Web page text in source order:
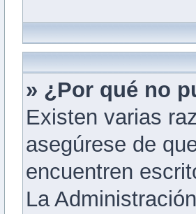
» ¿Por qué no
Existen varias
asegúrese de
encuentren
La